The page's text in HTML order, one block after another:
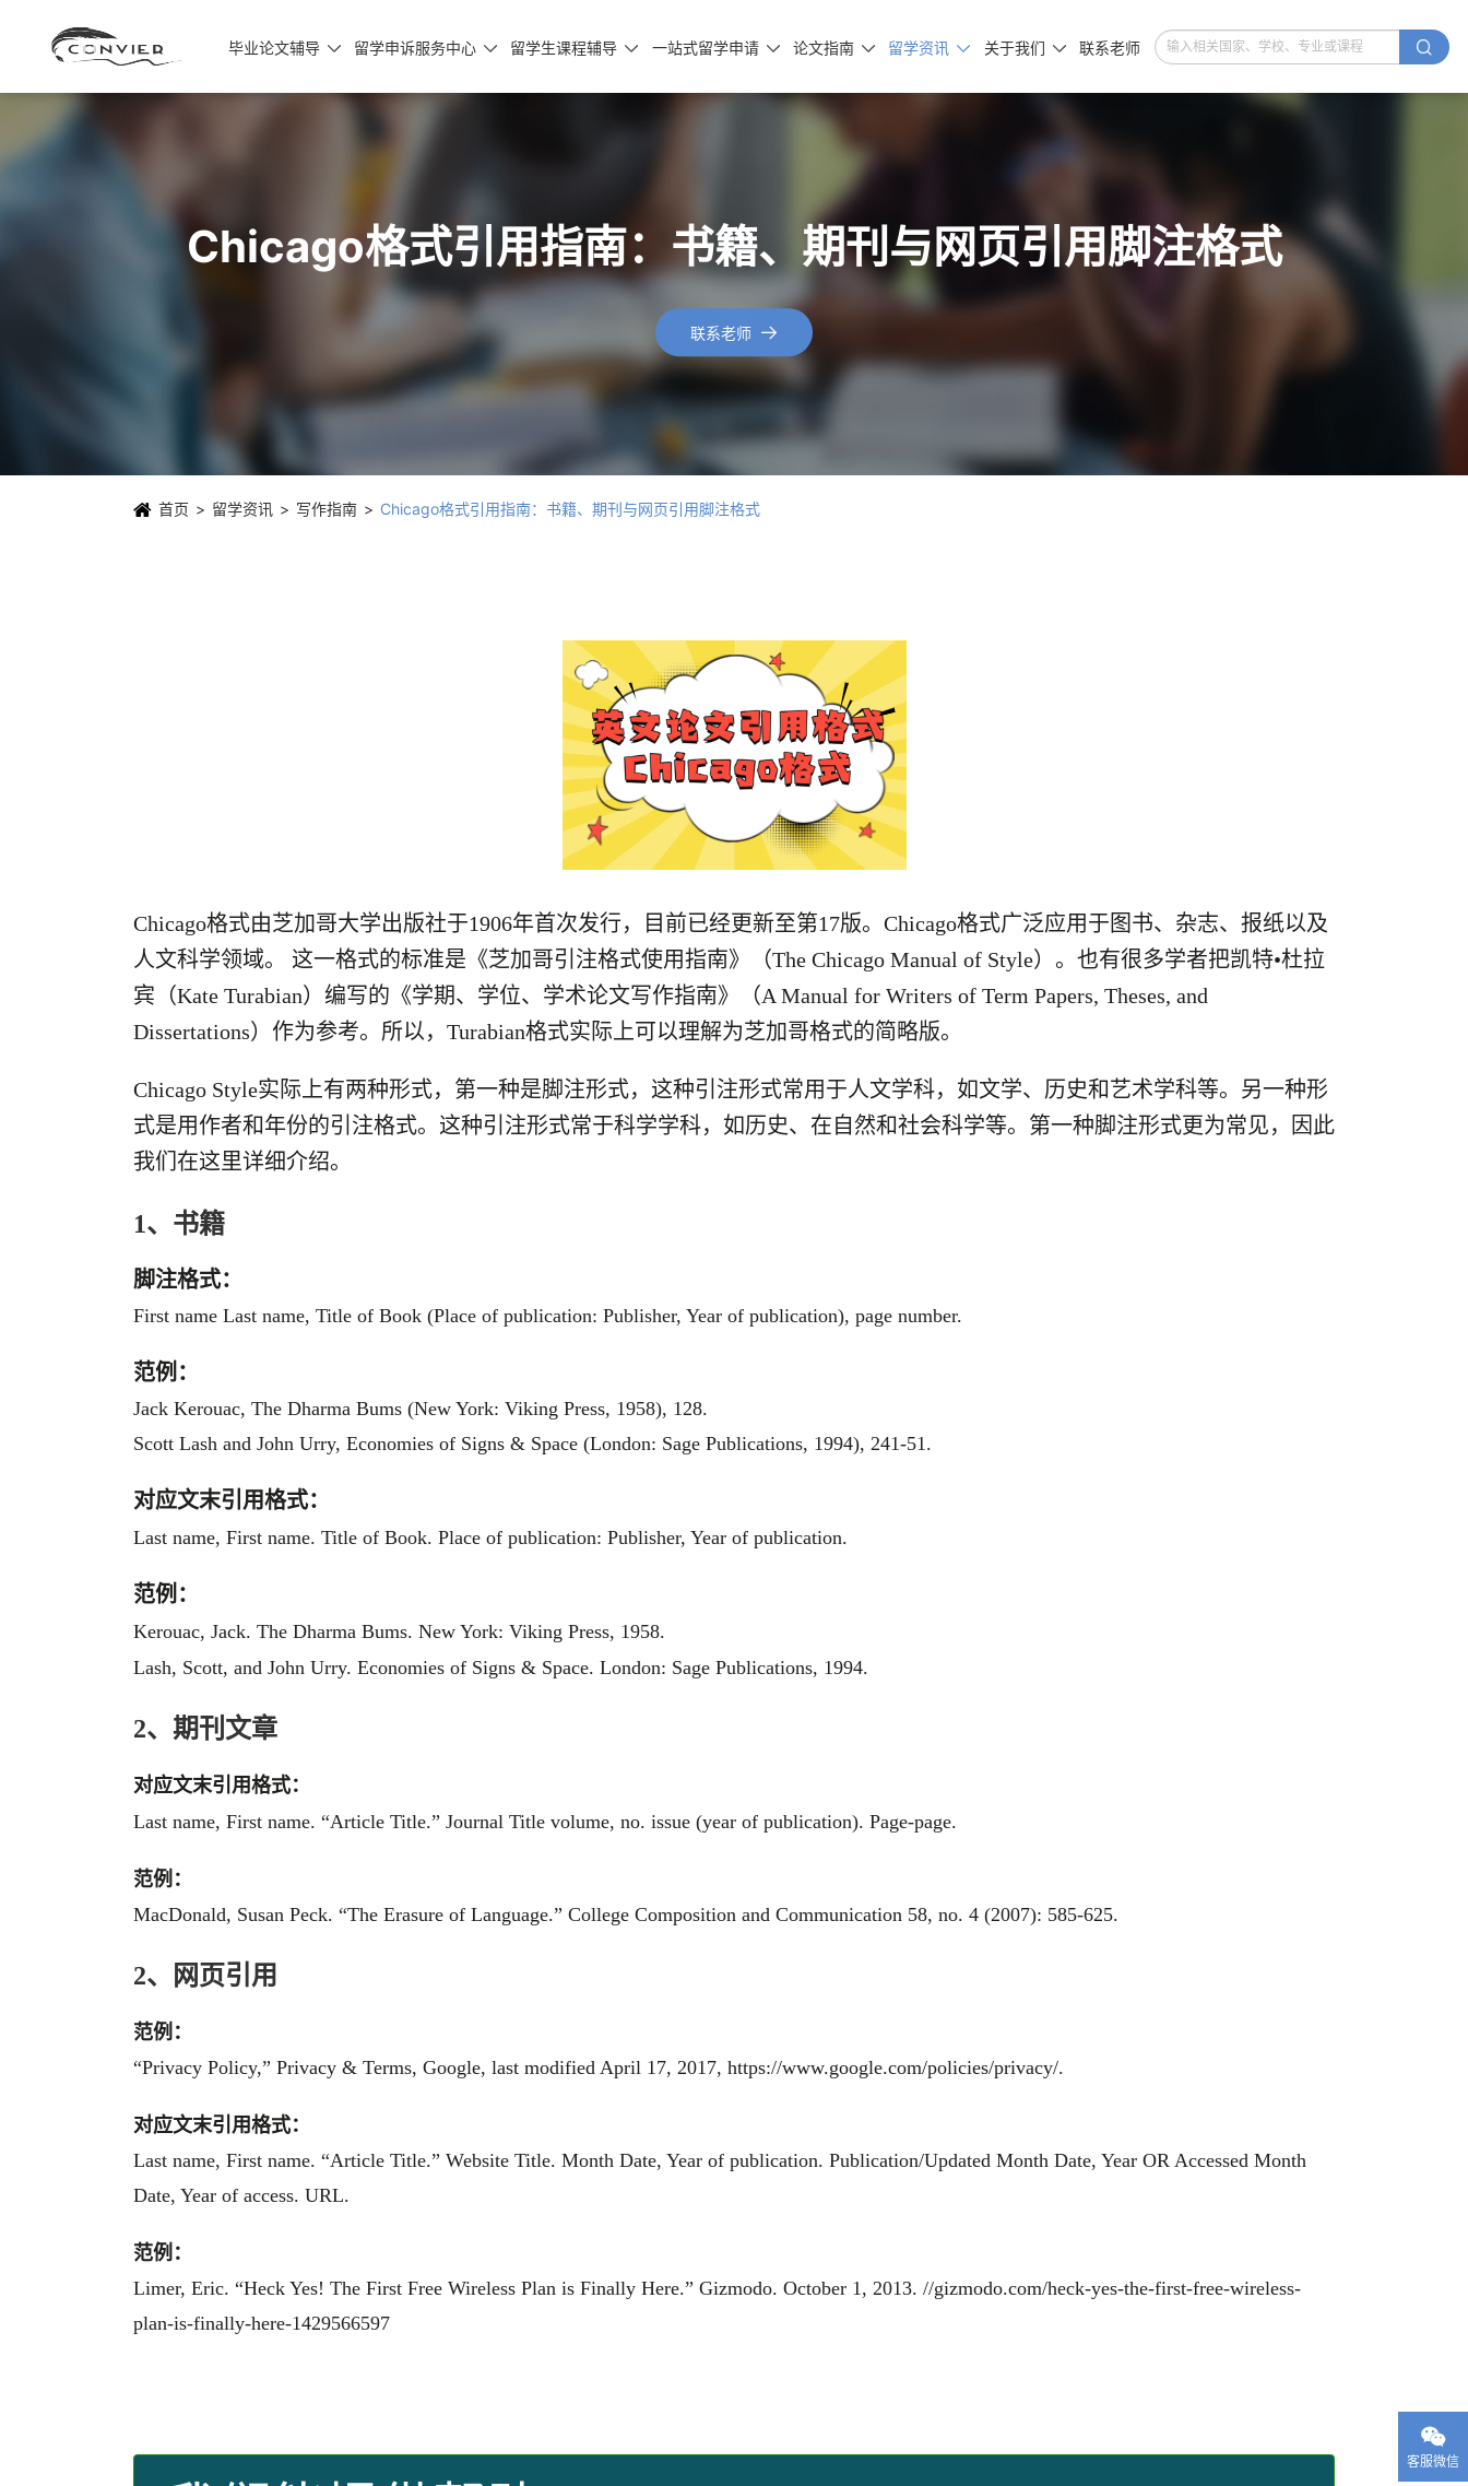
毕业论文辅导  留学申诉服务中心  留学生课程辅导  一站式留学申请  论文指南  留学资讯  关于我们  联系老师 
Chicago格式引用指南：书籍、期刊与网页引用脚注格式
联系老师 
首页 留学资讯 写作指南 Chicago格式引用指南：书籍、期刊与网页引用脚注格式
Chicago格式由芝加哥大学出版社于1906年首次发行，目前已经更新至第17版。Chicago格式广泛应用于图书、杂志、报纸以及
人文科学领域。 这一格式的标准是《芝加哥引注格式使用指南》（The Chicago Manual of Style）。也有很多学者把凯特•杜拉
宾（Kate Turabian）编写的《学期、学位、学术论文写作指南》（A Manual for Writers of Term Papers, Theses, and
Dissertations）作为参考。所以，Turabian格式实际上可以理解为芝加哥格式的简略版。
Chicago Style实际上有两种形式，第一种是脚注形式，这种引注形式常用于人文学科，如文学、历史和艺术学科等。另一种形
式是用作者和年份的引注格式。这种引注形式常于科学学科，如历史、在自然和社会科学等。第一种脚注形式更为常见，因此
我们在这里详细介绍。
1、书籍
脚注格式：
First name Last name, Title of Book (Place of publication: Publisher, Year of publication), page number.
范例：
Jack Kerouac, The Dharma Bums (New York: Viking Press, 1958), 128.
Scott Lash and John Urry, Economies of Signs & Space (London: Sage Publications, 1994), 241-51.
对应文末引用格式：
Last name, First name. Title of Book. Place of publication: Publisher, Year of publication.
范例：
Kerouac, Jack. The Dharma Bums. New York: Viking Press, 1958.
Lash, Scott, and John Urry. Economies of Signs & Space. London: Sage Publications, 1994.
2、期刊文章
对应文末引用格式：
Last name, First name. “Article Title.” Journal Title volume, no. issue (year of publication). Page-page.
范例：
MacDonald, Susan Peck. “The Erasure of Language.” College Composition and Communication 58, no. 4 (2007): 585-625.
2、网页引用
范例：
“Privacy Policy,” Privacy & Terms, Google, last modified April 17, 2017, https://www.google.com/policies/privacy/.
对应文末引用格式：
Last name, First name. “Article Title.” Website Title. Month Date, Year of publication. Publication/Updated Month Date, Year OR Accessed Month
Date, Year of access. URL.
范例：
Limer, Eric. “Heck Yes! The First Free Wireless Plan is Finally Here.” Gizmodo. October 1, 2013. //gizmodo.com/heck-yes-the-first-free-wireless-
plan-is-finally-here-1429566597

客服微信